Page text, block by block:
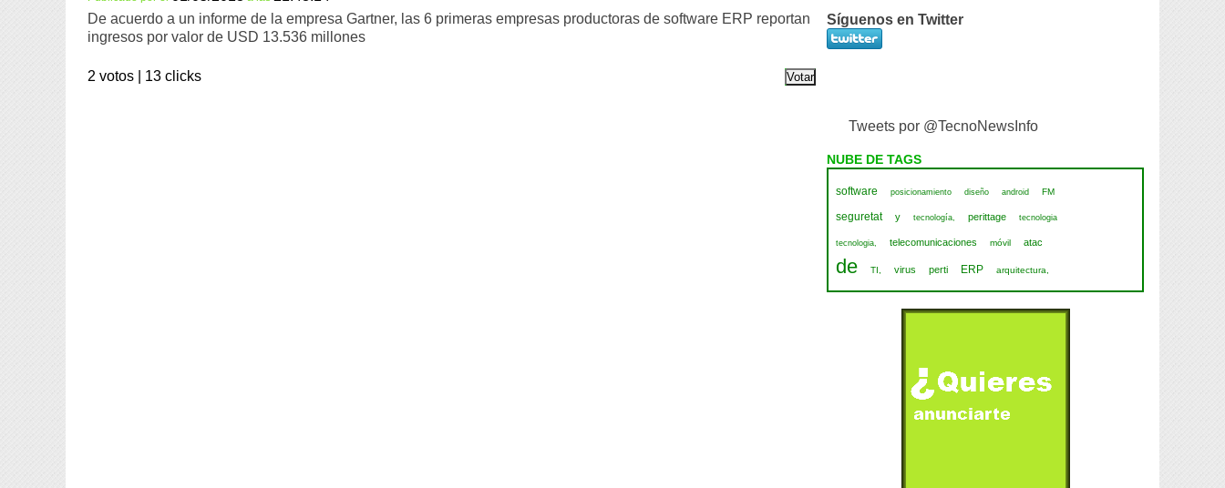
De acuerdo a un informe de la empresa Gartner, las 6 primeras empresas productoras de software ERP reportan
ingresos por valor de USD 13.536 millones
2 votos | 13 clicks
Síguenos en Twitter
Tweets por @TecnoNewsInfo
NUBE DE TAGS
software posicionamiento diseño android FM
seguretat y tecnología, perittage tecnologia
tecnologia, telecomunicaciones móvil atac
de TI, virus perti ERP arquitectura,